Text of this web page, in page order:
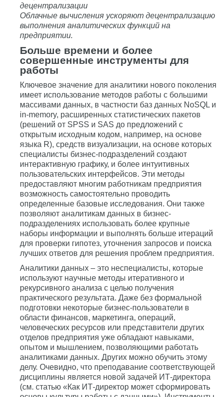
децентрализации
Облачные вычисления ускоряют децентрализацию
выполнения аналитических функций на
предприятии.
Больше времени и более
совершенные инструменты для
работы
Ключевое значение для аналитики нового поколения
имеет использование методов работы с большими
массивами данных, в частности баз данных NoSQL и
in-memory, расширенных статистических пакетов
(решений от SPSS и SAS до предложений с
открытым исходным кодом, например, на основе
языка R), средств визуализации, на основе которых
специалисты бизнес-подразделений создают
интерактивную графику, и более интуитивных
пользовательских интерфейсов. Эти методы
предоставляют многим работникам предприятия
возможность самостоятельно проводить
определенные базовые исследования. Они также
позволяют аналитикам данных в бизнес-
подразделениях использовать более крупные
наборы информации и выполнять больше итераций
для проверки гипотез, уточнения запросов и поиска
лучших ответов для решения проблем предприятия.
Аналитики данных – это неспециалисты, которые
используют научные методы итеративного и
рекурсивного анализа с целью получения
практического результата. Даже без формальной
подготовки некоторые бизнес-пользователи в
области финансов, маркетинга, операций,
человеческих ресурсов или представители других
отделов предприятия уже обладают навыками,
опытом и мышлением, позволяющими работать
аналитиками данных. Других можно обучить этому
делу. Очевидно, что преподавание соответствующей
дисциплины является новой задачей ИТ-директора
(см. статью «Как ИТ-директор может сформировать